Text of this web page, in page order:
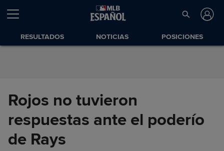
Saltar al Contenido
RESULTADOS NOTICIAS POSICIONES
Rojos no tuvieron
respuestas ante el poderío
de Rays
Rojos no tuvieron respuestas
ante el poderío de Rays